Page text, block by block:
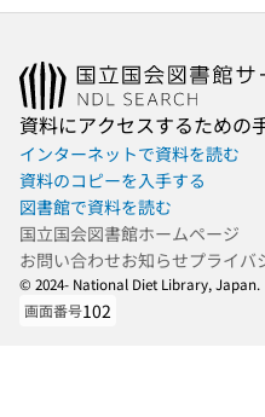
資料にアクセスするための
インターネットで資料を読む
資料のコピーを入手する
図書館で資料を読む
国立国会図書館ホームページ
お問い合わせお知らせプライバ
© 2024- National Diet Library, Japan.
画面番号102